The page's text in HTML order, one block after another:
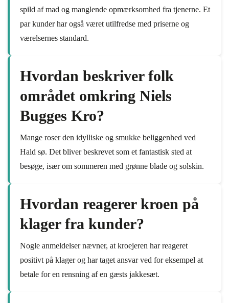
spild af mad og manglende opmærksomhed fra tjenerne. Et
par kunder har også været utilfredse med priserne og
værelsernes standard.
Hvordan beskriver folk
området omkring Niels
Bugges Kro?
Mange roser den idylliske og smukke beliggenhed ved
Hald sø. Det bliver beskrevet som et fantastisk sted at
besøge, især om sommeren med grønne blade og solskin.
Hvordan reagerer kroen på
klager fra kunder?
Nogle anmeldelser nævner, at kroejeren har reageret
positivt på klager og har taget ansvar ved for eksempel at
betale for en rensning af en gæsts jakkesæt.